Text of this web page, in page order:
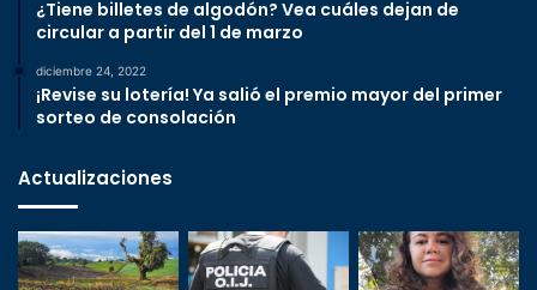
¿Tiene billetes de algodón? Vea cuáles dejan de
circular a partir del 1 de marzo
diciembre 24, 2022
¡Revise su lotería! Ya salió el premio mayor del primer
sorteo de consolación
Actualizaciones